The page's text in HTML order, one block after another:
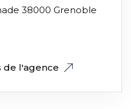
38000 Grenoble
de l'agence